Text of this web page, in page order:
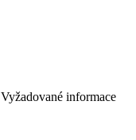
Vyžadované informace